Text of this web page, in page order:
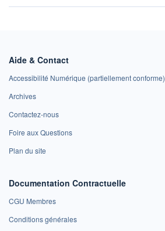
Aide & Contact
Accessibilité Numérique (partiellement conforme)
Archives
Contactez-nous
Foire aux Questions
Plan du site
Documentation Contractuelle
CGU Membres
Conditions générales